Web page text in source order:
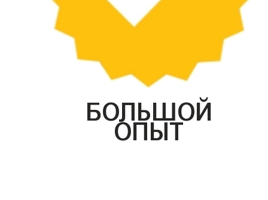
БОЛЬШОЙ
ОПЫТ